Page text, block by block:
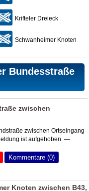
Krifteler Dreieck
Schwanheimer Knoten
Bundesstraße
zwischen
zwischen Ortseingang
ist aufgehoben. —
Kommentare (0)
Knoten zwischen B43,